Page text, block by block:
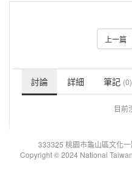
上一篇
討論 詳細 筆記 (0)
目前
333325 桃園市龜山區文化
Copyright © 2024 National